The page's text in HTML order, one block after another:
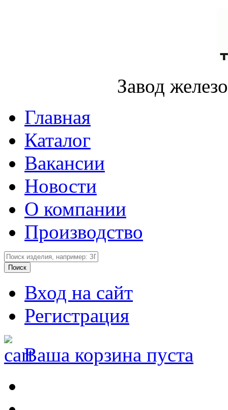
Завод
Главная
Каталог
Вакансии
Новости
О компании
Производство
Вход на сайт
Регистрация
Ваша корзина пуста